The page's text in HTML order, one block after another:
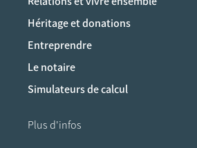
Héritage et donations
Entreprendre
Le notaire
Simulateurs de calcul
Plus d'infos